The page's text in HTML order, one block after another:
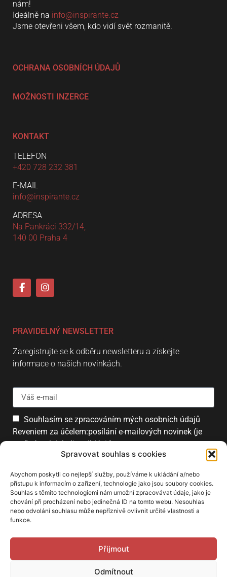
Spravovat souhlas s cookies
Abychom poskytli co nejlepší služby, používáme k ukládání a/nebo
přístupu k informacím o zařízení, technologie jako jsou soubory cookies.
Souhlas s těmito technologiemi nám umožní zpracovávat údaje, jako je
chování při procházení nebo jedinečná ID na tomto webu. Nesouhlas
nebo odvolání souhlasu může nepříznivě ovlivnit určité vlastnosti a
funkce.
Přijmout
Odmítnout
nám!
Ideálně na info@inspirante.cz
Jsme otevřeni všem, kdo vidí svět rozmanitě.
OCHRANA OSOBNÍCH ÚDAJŮ
MOŽNOSTI INZERCE
KONTAKT
TELEFON
+420 728 232 381
E-MAIL
info@inspirante.cz
ADRESA
Na Pankráci 332/14,
140 00 Praha 4
PRAVIDELNÝ NEWSLETTER
Zaregistrujte se k odběru newsletteru a získejte
informace o našich novinkách.
Souhlasím se zpracováním mých osobních údajů
Reveniem za účelem:posílání e-mailových novinek (je
možné se kdykoliv odhlásit).
PARTNEŘI